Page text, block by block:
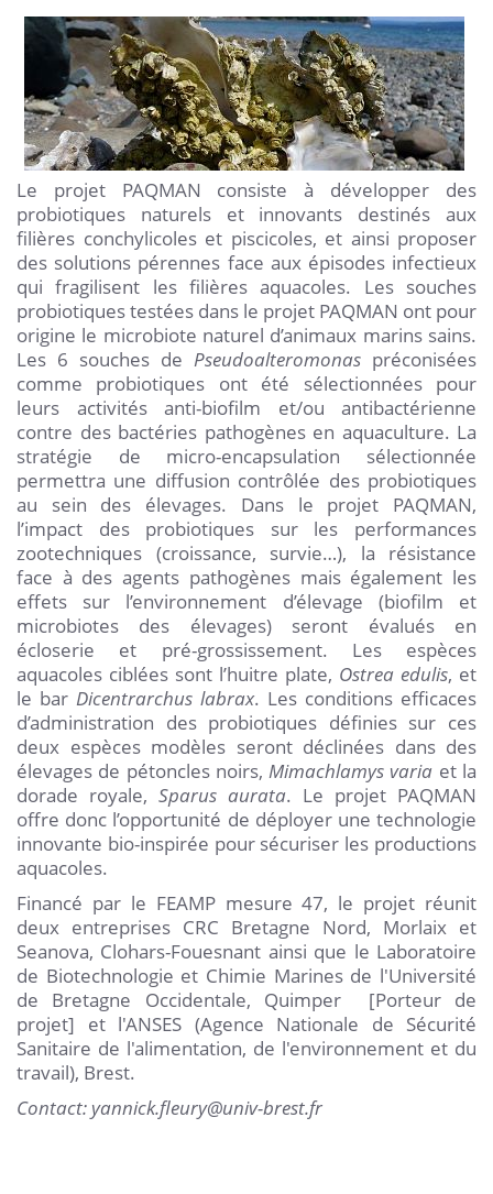
Le projet PAQMAN consiste à développer des
probiotiques naturels et innovants destinés aux
filières conchylicoles et piscicoles, et ainsi proposer
des solutions pérennes face aux épisodes infectieux
qui fragilisent les filières aquacoles. Les souches
probiotiques testées dans le projet PAQMAN ont pour
origine le microbiote naturel d’animaux marins sains.
Les 6 souches de Pseudoalteromonas préconisées
comme probiotiques ont été sélectionnées pour
leurs activités anti-biofilm et/ou antibactérienne
contre des bactéries pathogènes en aquaculture. La
stratégie de micro-encapsulation sélectionnée
permettra une diffusion contrôlée des probiotiques
au sein des élevages. Dans le projet PAQMAN,
l’impact des probiotiques sur les performances
zootechniques (croissance, survie…), la résistance
face à des agents pathogènes mais également les
effets sur l’environnement d’élevage (biofilm et
microbiotes des élevages) seront évalués en
écloserie et pré-grossissement. Les espèces
aquacoles ciblées sont l’huitre plate, Ostrea edulis, et
le bar Dicentrarchus labrax. Les conditions efficaces
d’administration des probiotiques définies sur ces
deux espèces modèles seront déclinées dans des
élevages de pétoncles noirs,Mimachlamys varia et la
dorade royale, Sparus aurata. Le projet PAQMAN
offre donc l’opportunité de déployer une technologie
innovante bio-inspirée pour sécuriser les productions
aquacoles.
Financé par le FEAMP mesure 47, le projet réunit
deux entreprises CRC Bretagne Nord, Morlaix et
Seanova, Clohars-Fouesnant ainsi que le Laboratoire
de Biotechnologie et Chimie Marines de l'Université
de Bretagne Occidentale, Quimper [Porteur de
projet] et l'ANSES (Agence Nationale de Sécurité
Sanitaire de l'alimentation, de l'environnement et du
travail), Brest.
Contact: yannick.fleury@univ-brest.fr